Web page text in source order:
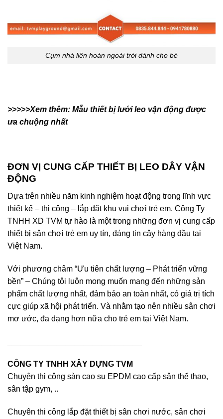
Cụm nhà liên hoàn ngoài trời dành cho bé
>>>>>Xem thêm: Mẫu thiết bị lưới leo vận động được
ưa chuộng nhất
ĐƠN VỊ CUNG CẤP THIẾT BỊ LEO DÂY VẬN
ĐỘNG
Dựa trên nhiều năm kinh nghiệm hoạt động trong lĩnh vực
thiết kế – thi công – lắp đặt khu vui chơi trẻ em. Công Ty
TNHH XD TVM tự hào là một trong những đơn vị cung cấp
thiết bị sân chơi trẻ em uy tín, đáng tin cậy hàng đầu tại
Việt Nam.
Với phương châm “Ưu tiên chất lượng – Phát triển vững
bền” – Chúng tôi luôn mong muốn mang đến những sản
phẩm chất lượng nhất, đảm bảo an toàn nhất, có giá trị tích
cực giúp xã hội phát triển. Và nhằm tạo nên nhiều sân chơi
mơ ước, đa dạng hơn nữa cho trẻ em tại Việt Nam.
CÔNG TY TNHH XÂY DỰNG TVM
Chuyên thi công sàn cao su EPDM cao cấp sân thể thao,
sân tập gym, ..
Chuyên thi công lắp đặt thiết bị sân chơi nước, sân chơi